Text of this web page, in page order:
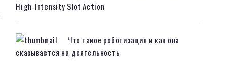
High‑Intensity Slot Action
Что такое роботизация и как она
сказывается на деятельность